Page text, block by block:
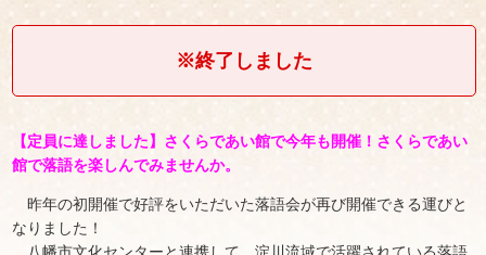
※終了しました
【定員に達しました】さくらであい館で今年も開催！さくらであい
館で落語を楽しんでみませんか。
昨年の初開催で好評をいただいた落語会が再び開催できる運びと
なりました！